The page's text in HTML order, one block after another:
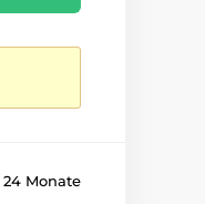
24 Monate